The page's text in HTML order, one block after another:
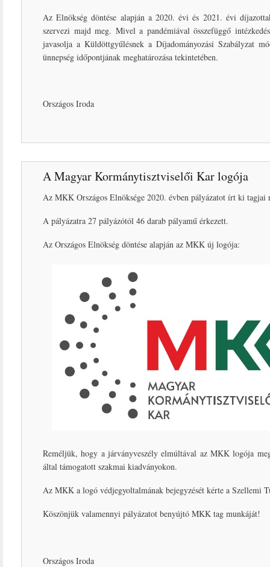
Az Elnökség döntése alapján a 2020. évi és 2021. évi
szervezi majd meg. Mivel a pandémiával összefüggő
javasolja a Küldöttgyűlésnek a Díjadományozási Szabályzat
ünnepség időpontjának meghatározása tekintetében.
Országos Iroda
A Magyar Kormánytisztviselői Kar logója
Az MKK Országos Elnöksége 2020. évben pályázatot írt ki tagjai
A pályázatra 27 pályázótól 46 darab pályamű érkezett.
Az Országos Elnökség döntése alapján az MKK új logója:
Reméljük, hogy a járványveszély elmúltával az MKK logója
által támogatott szakmai kiadványokon.
Az MKK a logó védjegyoltalmának bejegyzését kérte a Szellemi
Köszönjük valamennyi pályázatot benyújtó MKK tag munkáját!
Országos Iroda